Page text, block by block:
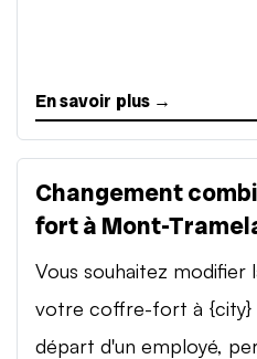
En savoir plus →
Changement
fort à Mont-
Vous souhaitez modifier
votre coffre-fort à {city}
départ d'un employé,